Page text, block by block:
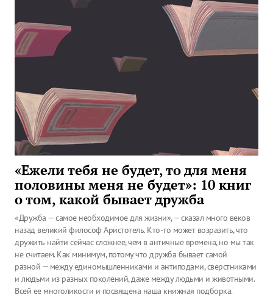
«Ежели тебя не будет, то для меня
половины меня не будет»: 10 книг
о том, какой бывает дружба
«Дружба — самое необходимое для жизни», — сказал много веков
назад великий философ Аристотель. Кто-то может возразить, что
дружить найти сейчас сложнее, чем в античные времена, но мы так
не считаем. Как минимум, потому что дружба бывает самой
разной — между единомышленниками и антиподами, сверстниками
и людьми из разных поколений, даже между людьми и животными.
Всей ее многоликости и посвящена наша книжная подборка.